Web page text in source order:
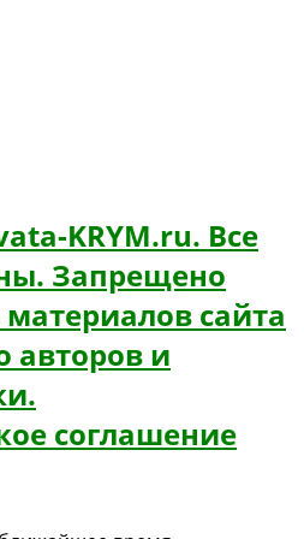
KRYM.ru. Все
Запрещено
сайта
авторов и
соглашение